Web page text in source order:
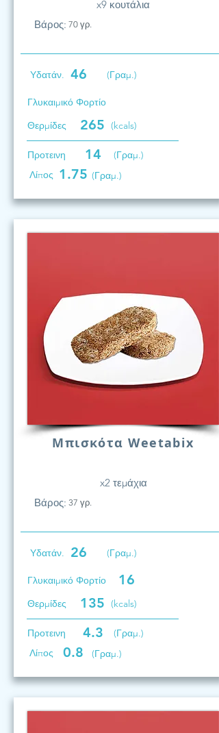
x9 κουτάλια
Βάρος: 70 γρ.
Υδατάν. 46 (Γραμ.)
Γλυκαιμικό Φορτίο
Θερμίδες
265 (kcals)
Προτεινη 14
(Γραμ.)
Λίπος 1.75 (Γραμ.)
Μπισκότα Weetabix
x2 τεμάχια
Βάρος: 37 γρ.
Υδατάν. 26 (Γραμ.)
Γλυκαιμικό Φορτίο 16
Θερμίδες 135 (kcals)
Προτεινη 4.3
(Γραμ.)
Λίπος
0.8 (Γραμ.)